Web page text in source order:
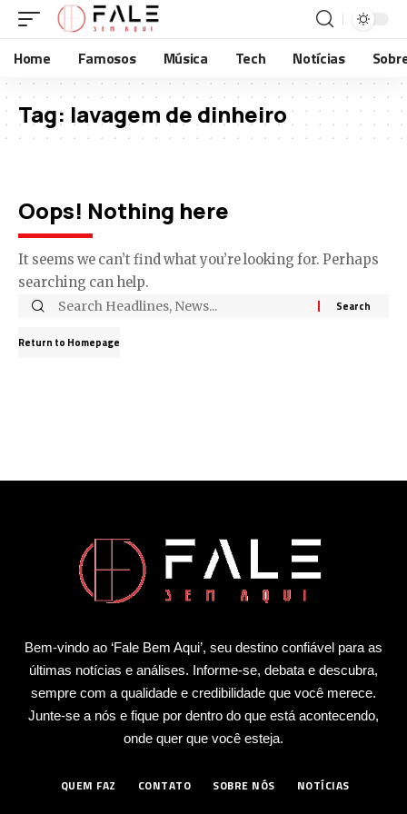
Home Famosos Música Tech Notícias
Tag: lavagem de dinheiro
Oops! Nothing here
It seems we can’t find what you’re looking for. Perhaps
searching can help.
Return to Homepage
Bem-vindo ao ‘Fale Bem Aqui’, seu destino confiável para as
últimas notícias e análises. Informe-se, debata e descubra,
sempre com a qualidade e credibilidade que você merece.
Junte-se a nós e fique por dentro do que está acontecendo,
onde quer que você esteja.
QUEM FAZ CONTATO SOBRE NÓS NOTÍCIAS